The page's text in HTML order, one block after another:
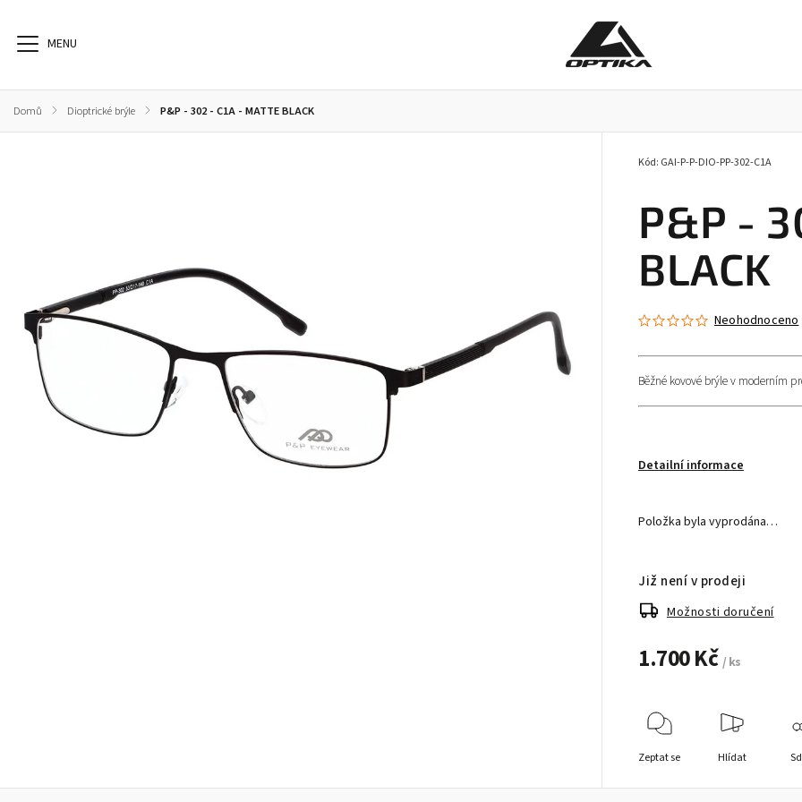
Domů / Dioptrické brýle / P&P - 302 - C1A - MATTE BLACK
P&P -
BLACK
Kód: GAI-P-P-DIO-PP-302-C1A
Neohodnoceno
Běžné kovové brýle v moderním
Detailní informace
Položka byla vyprodána…
1.700 Kč / ks
Již není v prodeji
Možnosti doručení
Zeptat se Hlídat